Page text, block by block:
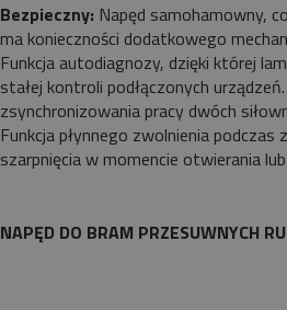
Bezpieczny: Napęd samohamowny,
ma konieczności dodatkowego
Funkcja autodiagnozy, dzięki której
stałej kontroli podłączonych
zsynchronizowania pracy dwóch
Funkcja płynnego zwolnienia
szarpnięcia w momencie otwierania
NAPĘD DO BRAM PRZESUWNYCH